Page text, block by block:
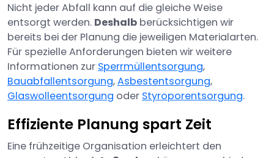
Nicht jeder Abfall kann auf die gleiche Weise
entsorgt werden. Deshalb berücksichtigen wir
bereits bei der Planung die jeweiligen Materialarten.
Für spezielle Anforderungen bieten wir weitere
Informationen zur Sperrmüllentsorgung,
Bauabfallentsorgung,Asbestentsorgung,
Glaswolleentsorgung oder Styroporentsorgung.
Effiziente Planung spart Zeit
Eine frühzeitige Organisation erleichtert den